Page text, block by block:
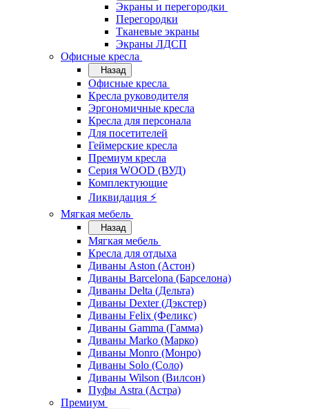
Экраны и перегородки
Перегородки
Тканевые экраны
Экраны ЛДСП
Офисные кресла
Назад
Офисные кресла
Кресла руководителя
Эргономичные кресла
Кресла для персонала
Для посетителей
Геймерские кресла
Премиум кресла
Серия WOOD (ВУД)
Комплектующие
Ликвидация ⚡
Мягкая мебель
Назад
Мягкая мебель
Кресла для отдыха
Диваны Aston (Астон)
Диваны Barcelona (Барселона)
Диваны Delta (Дельта)
Диваны Dexter (Дэкстер)
Диваны Felix (Феликс)
Диваны Gamma (Гамма)
Диваны Marko (Марко)
Диваны Monro (Монро)
Диваны Solo (Соло)
Диваны Wilson (Вилсон)
Пуфы Astra (Астра)
Премиум